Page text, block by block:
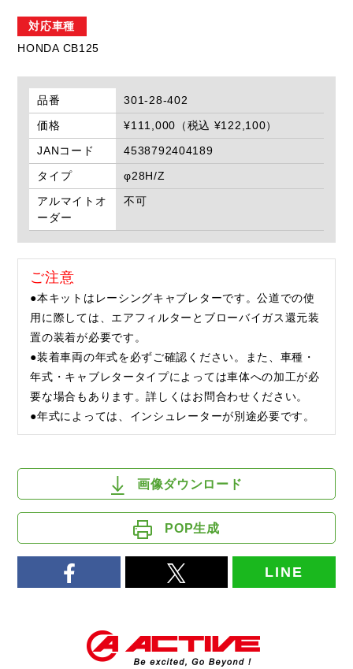
対応車種
HONDA CB125
品番
301-28-402
価格
¥111,000（税込 ¥122,100）
JANコード
4538792404189
タイプ
φ28H/Z
アルマイトオ
ーダー
不可
ご注意
●本キットはレーシングキャブレターです。公道での使
用に際しては、エアフィルターとブローバイガス還元装
置の装着が必要です。
●装着車両の年式を必ずご確認ください。また、車種・
年式・キャブレタータイプによっては車体への加工が必
要な場合もあります。詳しくはお問合わせください。
●年式によっては、インシュレーターが別途必要です。
画像ダウンロード
POP生成
LINE